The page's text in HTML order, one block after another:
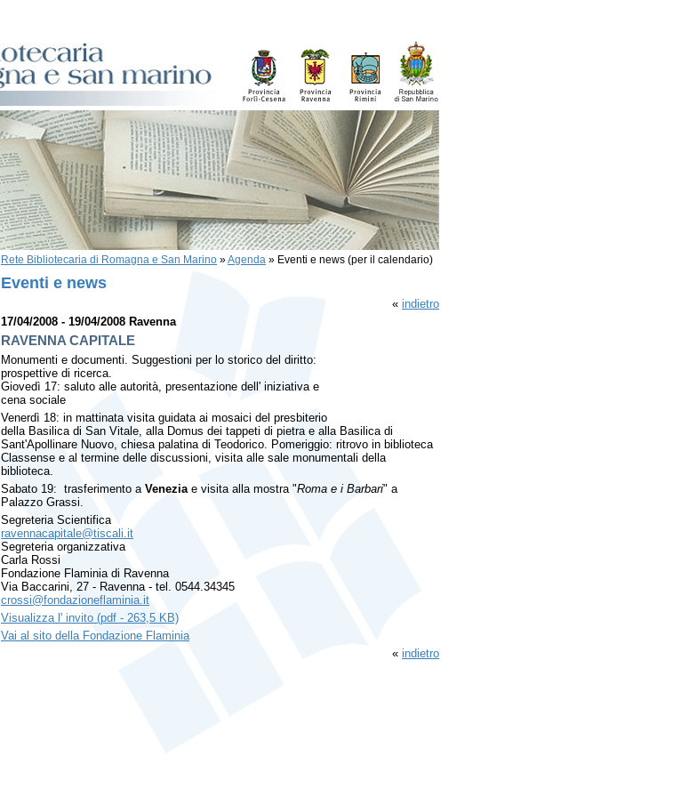
Rete Bibliotecaria di Romagna e San Marino »Agenda » Eventi e news (per il calendario)
Eventi e news
« indietro
17/04/2008 - 19/04/2008 Ravenna
RAVENNA CAPITALE
Monumenti e documenti. Suggestioni per lo storico del diritto:
prospettive di ricerca.
Giovedì 17: saluto alle autorità, presentazione dell' iniziativa e
cena sociale
Venerdì 18: in mattinata visita guidata ai mosaici del presbiterio
della Basilica di San Vitale, alla Domus dei tappeti di pietra e alla Basilica di
Sant'Apollinare Nuovo, chiesa palatina di Teodorico. Pomeriggio: ritrovo in biblioteca
Classense e al termine delle discussioni, visita alle sale monumentali della
biblioteca.
Sabato 19: trasferimento a Veneziae visita alla mostra "Roma e i Barbari" a
Palazzo Grassi.
Segreteria Scientifica
ravennacapitale@tiscali.it
Segreteria organizzativa
Carla Rossi
Fondazione Flaminia di Ravenna
Via Baccarini, 27 - Ravenna - tel. 0544.34345
crossi@fondazioneflaminia.it
Visualizza l' invito (pdf - 263,5 KB)
Vai al sito della Fondazione Flaminia
« indietro